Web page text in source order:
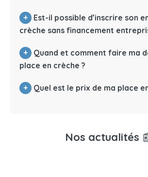
+
Est-il possible d’inscrire son
crèche sans financement
+
Quand et comment faire ma
place en crèche ?
+ Quel est le prix de ma place
Nos actualités